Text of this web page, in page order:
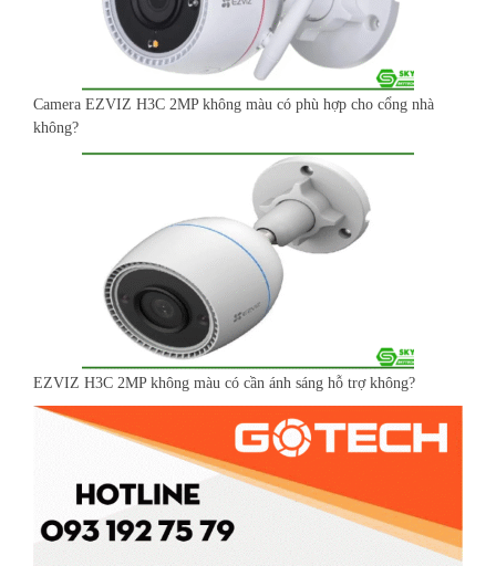
Camera EZVIZ H3C 2MP không màu có phù hợp cho cổng nhà
không?
EZVIZ H3C 2MP không màu có cần ánh sáng hỗ trợ không?